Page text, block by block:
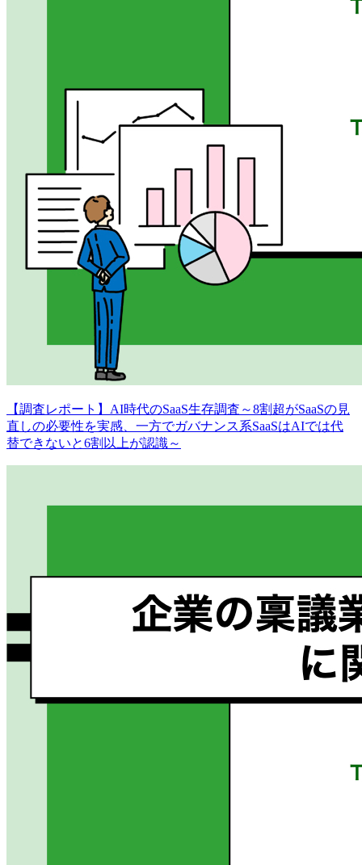
【調査レポート】AI時代のSaaS生存調査～8割超がSaaSの見
直しの必要性を実感、一方でガバナンス系SaaSはAIでは代
替できないと6割以上が認識～